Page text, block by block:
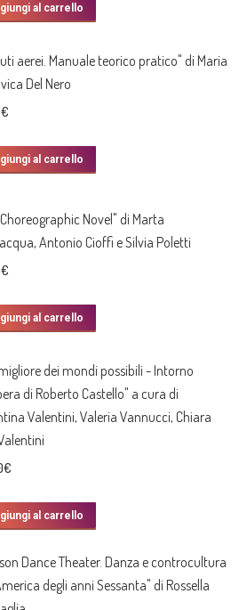
al carrello
aerei. Manuale teorico pratico" di Maria
Del Nero
€
al carrello
Novel" di Marta
Antonio Cioffi e Silvia Poletti
€
al carrello
dei mondi possibili - Intorno
di Roberto Castello" a cura di
Valentini, Valeria Vannucci, Chiara
€
al carrello
Dance Theater. Danza e controcultura
degli anni Sessanta" di Rossella